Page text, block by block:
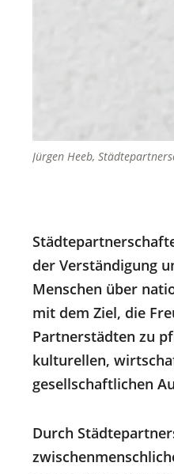
Jürgen Heeb,
der Verständigung
Menschen über
mit dem Ziel, die
Partnerstädten zu
kulturellen,
gesellschaftlichen
Durch